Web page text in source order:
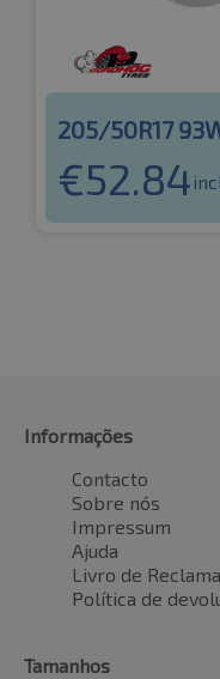
205/50R17
€52.84
Informações
Contacto
Sobre nós
Impressum
Ajuda
Livro de
Política de
Tamanhos